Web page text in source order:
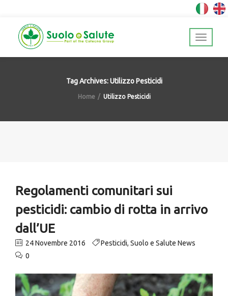
Tag Archives: Utilizzo Pesticidi
Home Utilizzo Pesticidi
Regolamenti comunitari sui
pesticidi: cambio di rotta in arrivo
dall’UE
24 Novembre 2016 Pesticidi, Suolo e Salute News
0